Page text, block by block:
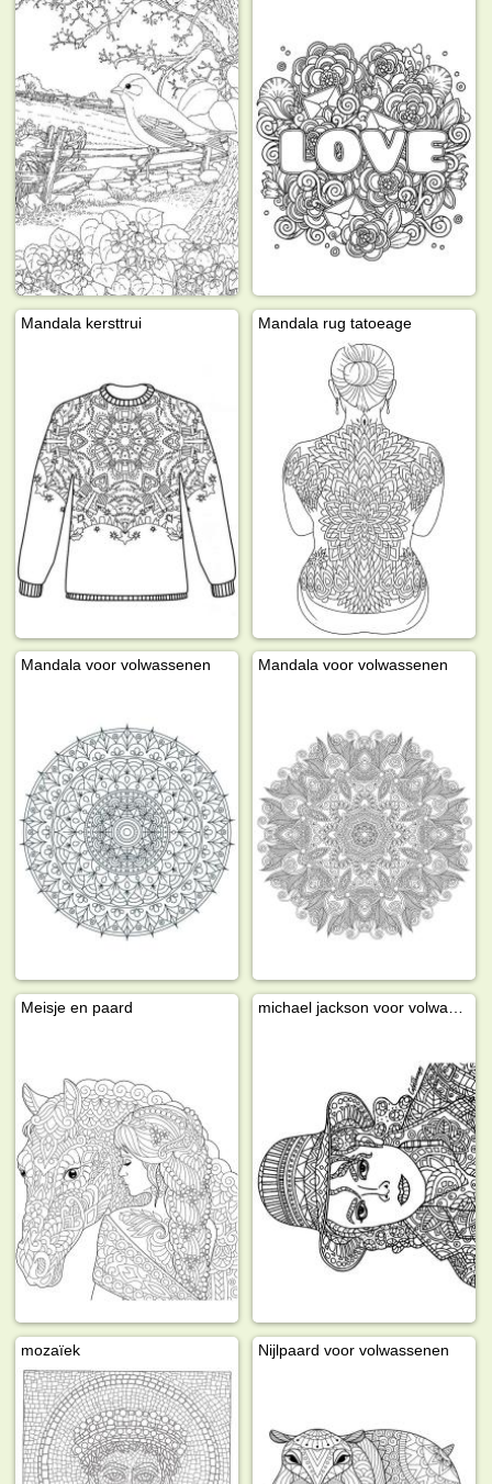
Mandala kersttrui Mandala rug tatoeage
Mandala voor volwassenen Mandala voor volwassenen
Meisje en paard
mozaïek Nijlpaard voor volwassenen